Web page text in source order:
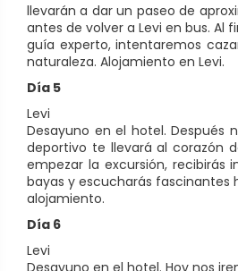
llevarán a dar un paseo de
antes de volver a Levi en bus. Al
guía experto, intentaremos
naturaleza. Alojamiento en Levi.
Día 5
Levi
Desayuno en el hotel. Después
deportivo te llevará al corazón
empezar la excursión, recibirás
bayas y escucharás fascinantes
alojamiento.
Día 6
Levi
Desayuno en el hotel. Hoy nos